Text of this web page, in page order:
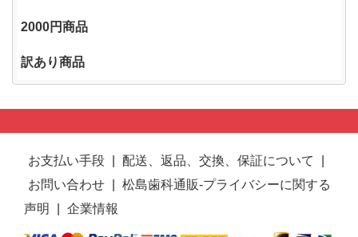
2000円商品
訳あり商品
お支払い手段 配送、返品、交換、保証について
お問い合わせ
松島歯科通販-プライバシーに関する
声明
企業情報